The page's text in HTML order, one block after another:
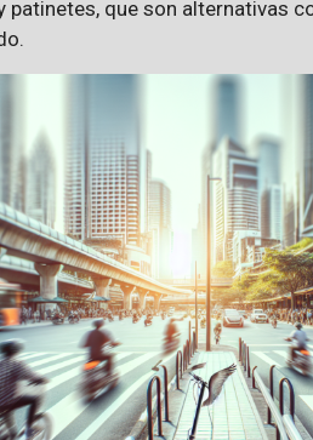
patinetes, que son alternativas